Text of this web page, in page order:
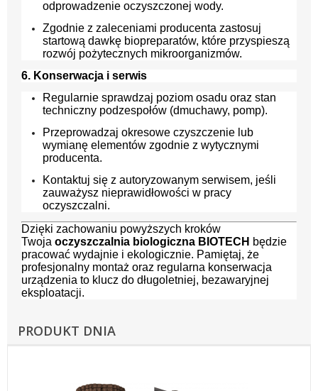
odprowadzenie oczyszczonej wody.
Zgodnie z zaleceniami producenta zastosuj
startową dawkę biopreparatów, które przyspieszą
rozwój pożytecznych mikroorganizmów.
6. Konserwacja i serwis
Regularnie sprawdzaj poziom osadu oraz stan
techniczny podzespołów (dmuchawy, pomp).
Przeprowadzaj okresowe czyszczenie lub
wymianę elementów zgodnie z wytycznymi
producenta.
Kontaktuj się z autoryzowanym serwisem, jeśli
zauważysz nieprawidłowości w pracy
oczyszczalni.
Dzięki zachowaniu powyższych kroków
Twoja oczyszczalnia biologiczna BIOTECH będzie
pracować wydajnie i ekologicznie. Pamiętaj, że
profesjonalny montaż oraz regularna konserwacja
urządzenia to klucz do długoletniej, bezawaryjnej
eksploatacji.
PRODUKT DNIA